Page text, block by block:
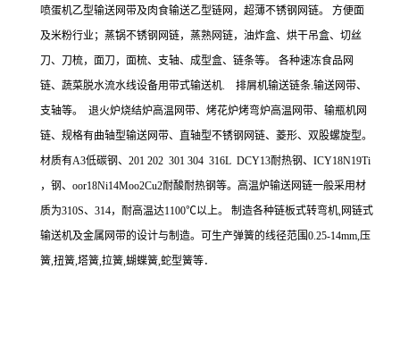
喷蛋机乙型输送网带及肉食输送乙型链网，超薄不锈钢网链。 方便面
及米粉行业；蒸锅不锈钢网链，蒸熟网链，油炸盒、烘干吊盒、切丝
刀、刀梳，面刀，面梳、支轴、成型盒、链条等。 各种速冻食品网
链、蔬菜脱水流水线设备用带式输送机. 排屑机输送链条.输送网带、
支轴等。 退火炉烧结炉高温网带、烤花炉烤弯炉高温网带、输瓶机网
链、规格有曲轴型输送网带、直轴型不锈钢网链、菱形、双股螺旋型。
材质有A3低碳钢、201 202 301 304 316L DCY13耐热钢、ICY18N19Ti
，钢、oor18Ni14Moo2Cu2耐酸耐热钢等。高温炉输送网链一般采用材
质为310S、314，耐高温达1100℃以上。 制造各种链板式转弯机,网链式
输送机及金属网带的设计与制造。可生产弹簧的线径范围0.25-14mm,压
簧,扭簧,塔簧,拉簧,蝴蝶簧,蛇型簧等．